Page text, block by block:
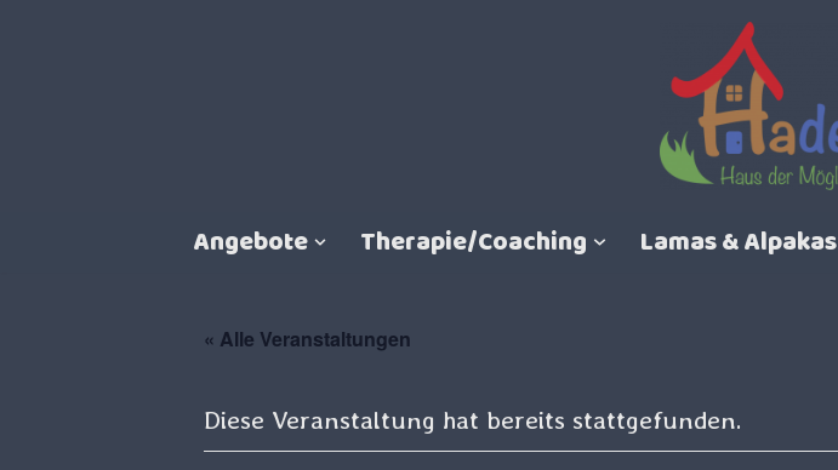
Angebote Therapie/Coaching Lamas & Alpakas
« Alle Veranstaltungen
Diese Veranstaltung hat bereits stattgefunden.